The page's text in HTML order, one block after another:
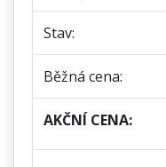
Stav:
Běžná cena:
AKČNÍ CENA: